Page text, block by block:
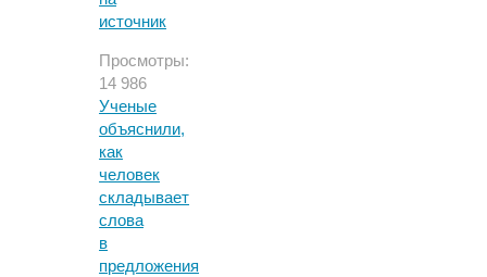
источник
Просмотры:
14 986
Ученые
объяснили,
как
человек
складывает
слова
в
предложения